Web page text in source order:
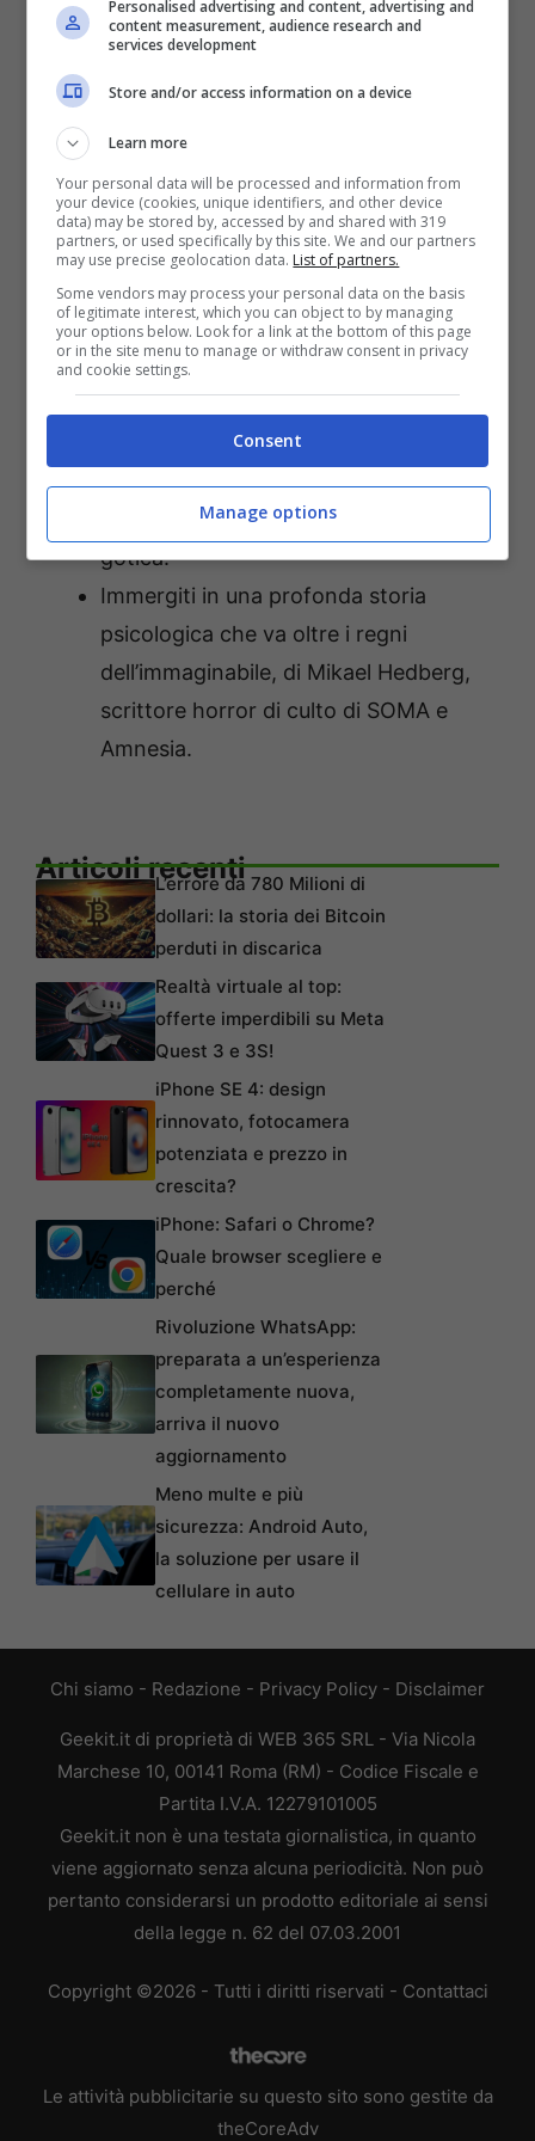
atmosferico degno del gioco che ha
dato il via al genere.
Immergiti in un mondo pieno di suoni
che ti faranno accapponare la pelle
con una colonna sonora doom jazz
inquietante ma ipnotizzante.
Goditi il ​​brivido di una sopravvivenza
disperata in un mondo in cui la realtà
inizia a sgretolarsi, il male si nasconde
dietro ogni ombra e le munizioni
scarseggiano.
Vivi questo incubo dalla prospettiva di
Emily Hartwood o Edward Carnby e
svela gli oscuri segreti di una villa
gotica.
Immergiti in una profonda storia
psicologica che va oltre i regni
dell’immaginabile, di Mikael Hedberg,
scrittore horror di culto di SOMA e
Amnesia.
Articoli recentiL’errore da 780 Milioni di
dollari: la storia dei Bitcoin
perduti in discarica
Realtà virtuale al top:
offerte imperdibili su Meta
Quest 3 e 3S!
iPhone SE 4: design
rinnovato, fotocamera
potenziata e prezzo in
crescita?
iPhone: Safari o Chrome?
Quale browser scegliere e
perché
Rivoluzione WhatsApp:
preparata a un’esperienza
completamente nuova,
arriva il nuovo
aggiornamento
Meno multe e più
sicurezza: Android Auto,
la soluzione per usare il
cellulare in auto
Chi siamo - Redazione - Privacy Policy - Disclaimer
Geekit.it di proprietà di WEB 365 SRL - Via Nicola
Marchese 10, 00141 Roma (RM) - Codice Fiscale e
Partita I.V.A. 12279101005
Geekit.it non è una testata giornalistica, in quanto
viene aggiornato senza alcuna periodicità. Non può
pertanto considerarsi un prodotto editoriale ai sensi
della legge n. 62 del 07.03.2001
Copyright ©2026 - Tutti i diritti riservati - Contattaci
Le attività pubblicitarie su questo sito sono gestite da
theCoreAdv
Personalised advertising and content, advertising and
content measurement, audience research and
services development
Store and/or access information on a device
Learn more
Your personal data will be processed and information from
your device (cookies, unique identifiers, and other device
data) may be stored by, accessed by and shared with 319
partners, or used specifically by this site. We and our partners
may use precise geolocation data. List of partners.
Some vendors may process your personal data on the basis
of legitimate interest, which you can object to by managing
your options below. Look for a link at the bottom of this page
or in the site menu to manage or withdraw consent in privacy
and cookie settings.
Consent
Manage options